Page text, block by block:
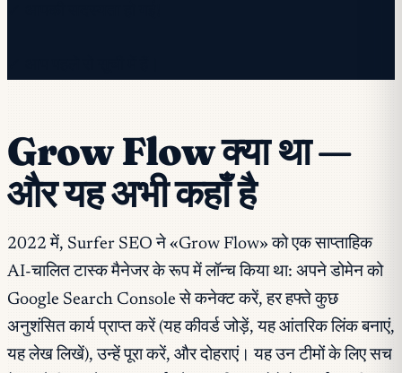
Grow Flow क्या था —
और यह अभी कहाँ है
2022 में, Surfer SEO ने «Grow Flow» को एक साप्ताहिक
AI-चालित टास्क मैनेजर के रूप में लॉन्च किया था: अपने डोमेन को
Google Search Console से कनेक्ट करें, हर हफ्ते कुछ
अनुशंसित कार्य प्राप्त करें (यह कीवर्ड जोड़ें, यह आंतरिक लिंक बनाएं,
यह लेख लिखें), उन्हें पूरा करें, और दोहराएं। यह उन टीमों के लिए सच